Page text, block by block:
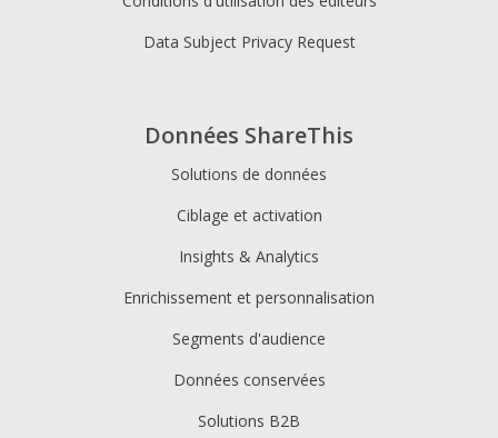
Données ShareThis
Solutions de données
Ciblage et activation
Insights & Analytics
Enrichissement et personnalisation
Segments d'audience
Données conservées
Solutions B2B
Data Subject Privacy Request